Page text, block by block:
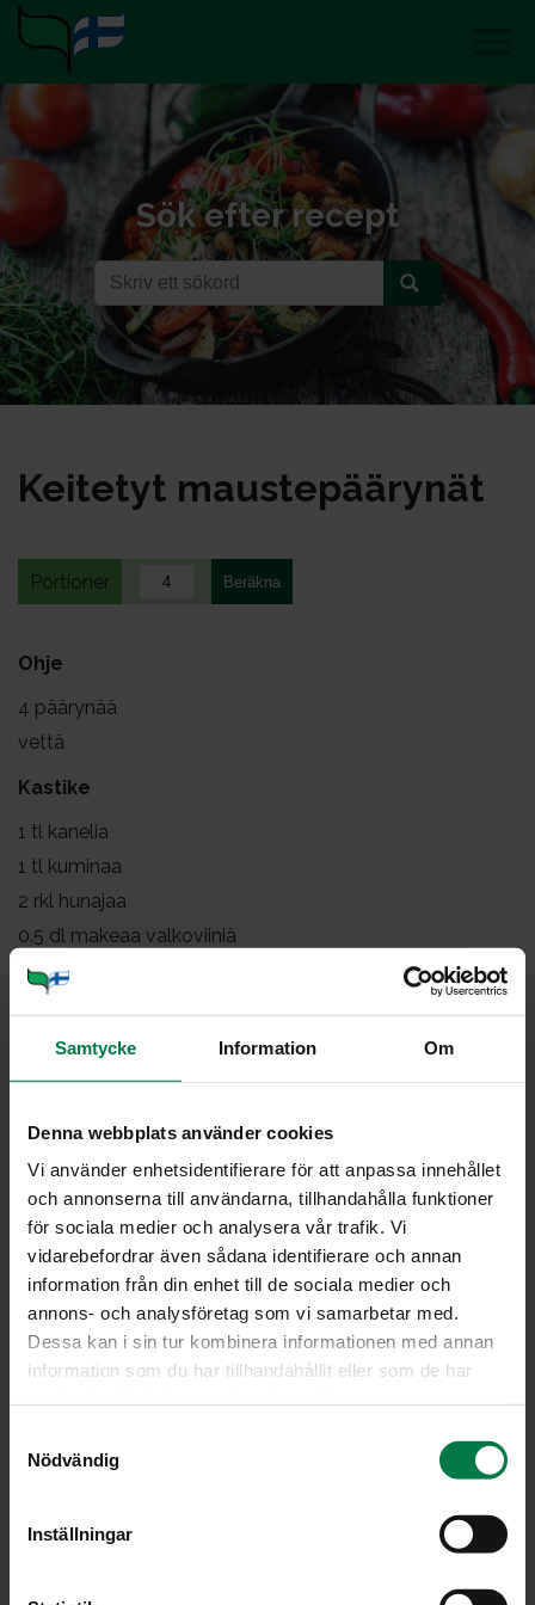
Samtycke Information Om
Denna webbplats använder cookies
Vi använder enhetsidentifierare för att anpassa innehållet
och annonserna till användarna, tillhandahålla funktioner
för sociala medier och analysera vår trafik. Vi
vidarebefordrar även sådana identifierare och annan
information från din enhet till de sociala medier och
annons- och analysföretag som vi samarbetar med.
Dessa kan i sin tur kombinera informationen med annan
information som du har tillhandahållit eller som de har
Nödvändig
Inställningar
Sök efter recept
Kei­te­tyt maus­te­pää­ry­nät
Portioner
Ohje
4 päärynää
vettä
Kastike
1 tl kanelia
1 tl kuminaa
2 rkl hunajaa
0.5 dl makeaa valkoviiniä
rkl öljyä
keltuaista
muskottikukkaa
Kuori päärynät ja keitä vähässä vedessä. Säästä vesi.
Poista päärynöistä siemenkodat ja leikkaa päärynät
neljään osaan. Pane palat kattilaan ja lisää keltuaista ja
muskottikukkaa lukuunottamatta muut ainekset. Keitä
hiljaisella lämmöllä noin 10 minuuttia.
Nosta päärynät tarjoiluastiaan.
Lisää liemeen kaksi vatkattua keltuaista. Mausta
kastike muskottikukalla ja tarjoa kuumana
Luokka:
Lakto-ovovegetaariset